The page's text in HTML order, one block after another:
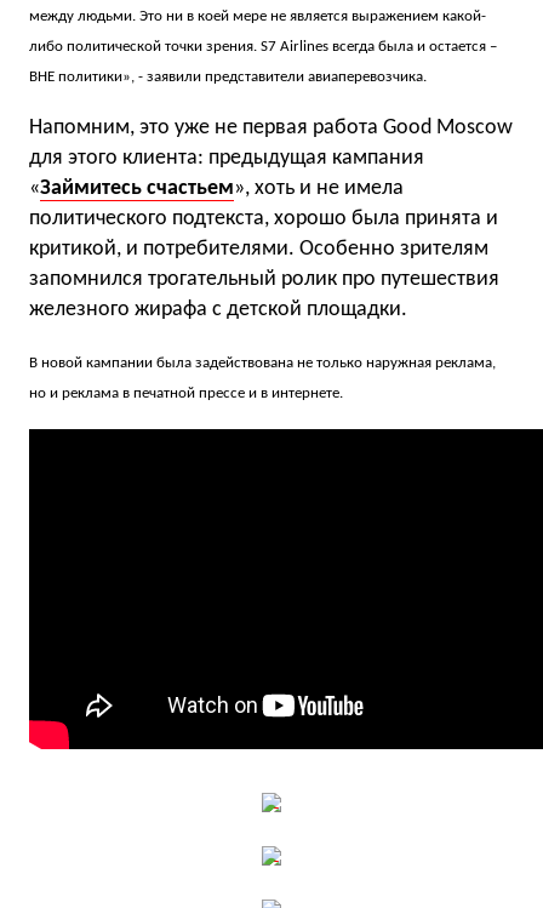
между людьми. Это ни в коей мере не является выражением какой-
либо политической точки зрения. S7 Airlines всегда была и остается –
ВНЕ политики», - заявили представители авиаперевозчика.
Напомним, это уже не первая работа Good Moscow
для этого клиента: предыдущая кампания
«Займитесь счастьем», хоть и не имела
политического подтекста, хорошо была принята и
критикой, и потребителями. Особенно зрителям
запомнился трогательный ролик про путешествия
железного жирафа с детской площадки.
В новой кампании была задействована не только наружная реклама,
но и реклама в печатной прессе и в интернете.